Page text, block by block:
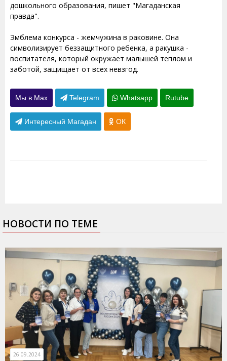
дошкольного образования, пишет "Магаданская
правда".
Эмблема конкурса - жемчужина в раковине. Она
символизирует беззащитного ребенка, а ракушка -
воспитателя, который окружает малышей теплом и
заботой, защищает от всех невзгод.
Мы в Max Telegram Whatsapp Rutube
Интересный Магадан ОК
НОВОСТИ ПО ТЕМЕ
26.09.2024